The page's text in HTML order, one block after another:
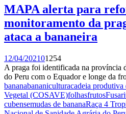
MAPA alerta para
monitoramento da
ataca a bananeira
12/04/202101254
A praga foi identificada na província
do Peru com o Equador e longe da
bananabananiculturacadeia produtiva
Vegetal (COSAVE)folhasfrutos
cubensemudas de bananaRaça 4